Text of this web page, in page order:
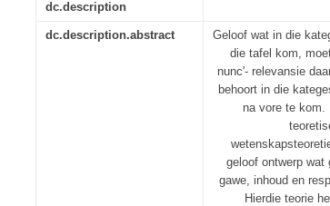
dc.description
dc.description.abstract
Geloof wat in die
die tafel kom,
nunc'- relevansie
behoort in die
na vore te kom.
geloof ontwerp
gawe, inhoud en
Hierdie teorie